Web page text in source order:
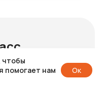
чтобы
помогает нам
Oк